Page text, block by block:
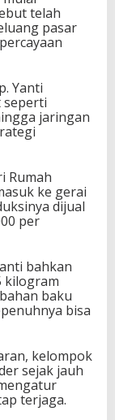
telah
pasar
Yanti
seperti
jaringan
Rumah
ke gerai
dijual
per
bahkan
kilogram
baku
bisa
kelompok
sejak jauh
terjaga.